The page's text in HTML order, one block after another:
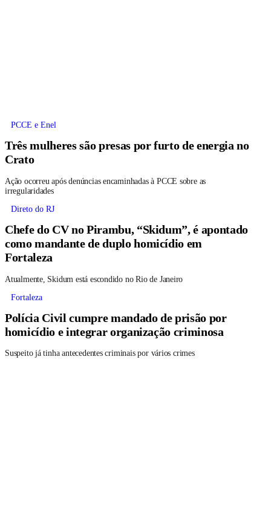
PCCE e Enel
Três mulheres são presas por furto de energia no
Crato
Ação ocorreu após denúncias encaminhadas à PCCE sobre as
irregularidades
Direto do RJ
Chefe do CV no Pirambu, “Skidum”, é apontado
como mandante de duplo homicídio em
Fortaleza
Atualmente, Skidum está escondido no Rio de Janeiro
Fortaleza
Polícia Civil cumpre mandado de prisão por
homicídio e integrar organização criminosa
Suspeito já tinha antecedentes criminais por vários crimes